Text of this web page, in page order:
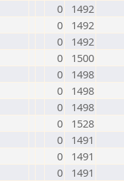
0
1492
0
1492
0
1492
0
1500
0
1498
0
1498
0
1498
0
1528
0
1491
0
1491
0
1491